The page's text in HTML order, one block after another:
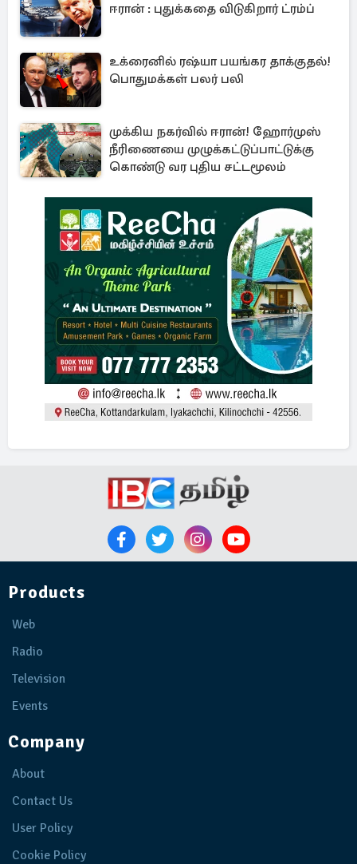
ஈரான் : புதுக்கதை விடுகிறார் ட்ரம்ப்
உக்ரைனில் ரஷ்யா பயங்கர தாக்குதல்!
பொதுமக்கள் பலர் பலி
முக்கிய நகர்வில் ஈரான்! ஹோர்முஸ்
நீரிணையை முழுக்கட்டுப்பாட்டுக்கு
கொண்டு வர புதிய சட்டமூலம்
Products
Web
Radio
Television
Events
Company
About
Contact Us
User Policy
Cookie Policy